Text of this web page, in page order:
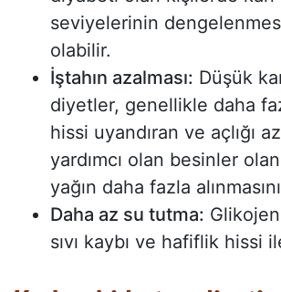
seviyelerinin
olabilir.
İştahın azalması: Düşük
diyetler, genellikle daha
hissi uyandıran ve açlığı
yardımcı olan besinler
yağın daha fazla
Daha az su tutma:
sıvı kaybı ve hafiflik hissi